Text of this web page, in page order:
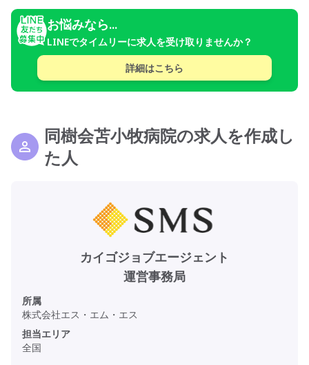
お悩みなら...
LINEでタイムリーに求人を受け取りませんか？
詳細はこちら
同樹会苫小牧病院の求人を作成し
た人
カイゴジョブエージェント
運営事務局
所属
株式会社エス・エム・エス
担当エリア
全国